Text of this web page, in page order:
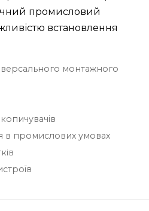
промисловий
встановлення
монтажного
в промислових умовах